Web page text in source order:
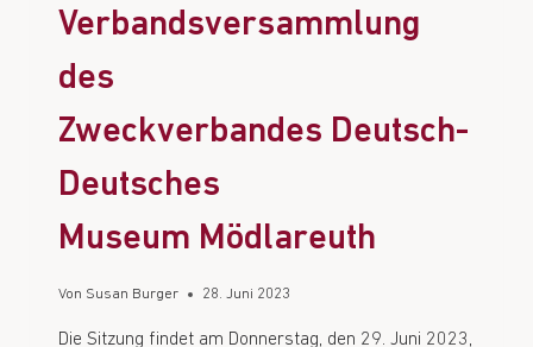
Verbandsversammlung
des
Zweckverbandes Deutsch-
Deutsches
Museum Mödlareuth
Von Susan Burger 28. Juni 2023
Die Sitzung findet am Donnerstag, den 29. Juni 2023,